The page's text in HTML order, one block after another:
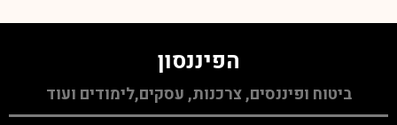
הפיננסון
ביטוח ופיננסים, צרכנות, עסקים,לימודים ועוד